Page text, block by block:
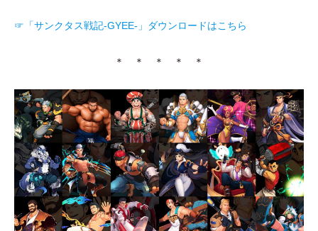
☞ 「サンクタス戦記-GYEE- 」 ダウンロードはこちら
＊ ＊ ＊ ＊ ＊